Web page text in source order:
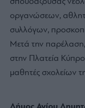
σπουδάζουσας
οργανώσεων,
συλλόγων,
Μετά την παρέλαση,
στην Πλατεία
μαθητές σχολείων